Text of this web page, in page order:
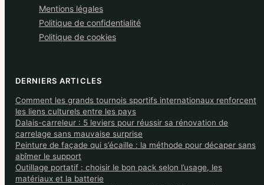
Mentions légales
Politique de confidentialité
Politique de cookies
DERNIERS ARTICLES
Comment les grands tournois sportifs internationaux renforcent
les liens culturels entre les pays
Dalais-carreleur : 5 leviers pour réussir sa rénovation de
carrelage sans mauvaise surprise
Peinture de façade qui s’écaille : la méthode pour décaper sans
abîmer le support
Outillage portatif : choisir le bon pack selon l’usage, les
matériaux et la batterie